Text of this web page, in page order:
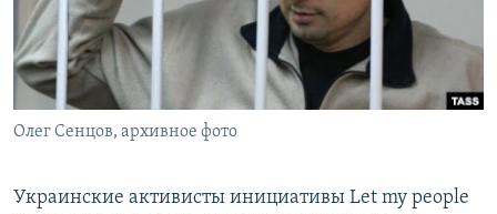
ПОБЕДИТЕЛЕЙ НЕ СУДЯТ?
КРЫМ.НЕПОКОРЕННЫЙ
ELIFBE
УКРАИНСКАЯ ПРОБЛЕМА КРЫМА
ПРИСОЕДИНЯЙТЕСЬ!
Олег Сенцов, архивное фото
Украинские активисты инициативы Let my people